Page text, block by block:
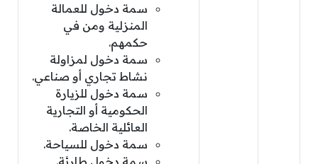
سمة دخول للعمالة
المنزلية ومن في
حكمهم.
سمة دخول لمزاولة
نشاط تجاري أو صناعي.
سمة دخول للزيارة
الحكومية أو التجارية
العائلية الخاصة.
سمة دخول للسياحة.